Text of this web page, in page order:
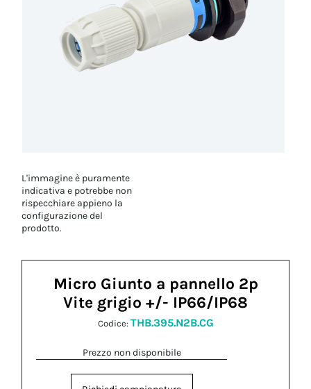
L'immagine è puramente
indicativa e potrebbe non
rispecchiare appieno la
configurazione del
prodotto.
Micro Giunto a pannello 2p
Vite grigio +/- IP66/IP68
Codice: THB.395.N2B.CG
Prezzo non disponibile